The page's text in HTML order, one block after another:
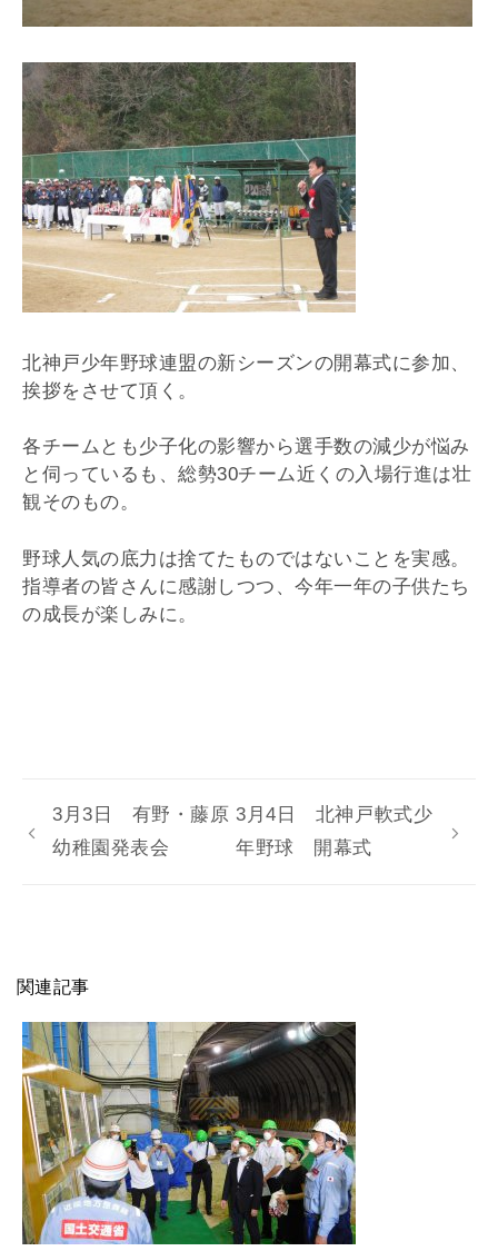
北神戸少年野球連盟の新シーズンの開幕式に参加、
挨拶をさせて頂く。
各チームとも少子化の影響から選手数の減少が悩み
と伺っているも、総勢30チーム近くの入場行進は壮
観そのもの。
野球人気の底力は捨てたものではないことを実感。
指導者の皆さんに感謝しつつ、今年一年の子供たち
の成長が楽しみに。
3月3日 有野・藤原
幼稚園発表会
3月4日 北神戸軟式少
年野球 開幕式
関連記事